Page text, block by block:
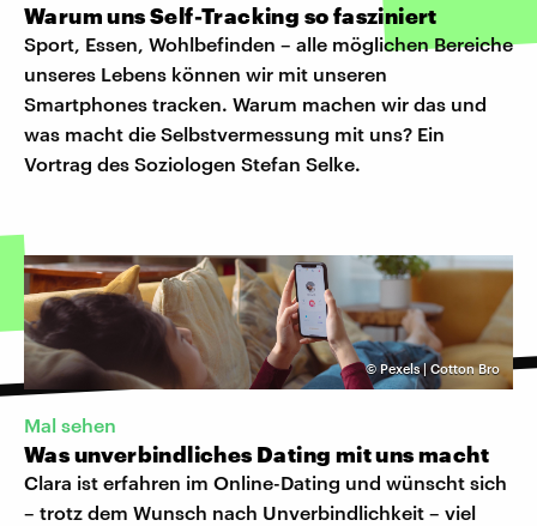
Warum uns Self-Tracking so fasziniert
Sport, Essen, Wohlbefinden – alle möglichen Bereiche
unseres Lebens können wir mit unseren
Smartphones tracken. Warum machen wir das und
was macht die Selbstvermessung mit uns? Ein
Vortrag des Soziologen Stefan Selke.
©Pexels | Cotton Bro
Mal sehen
Was unverbindliches Dating mit uns macht
Clara ist erfahren im Online-Dating und wünscht sich
– trotz dem Wunsch nach Unverbindlichkeit – viel